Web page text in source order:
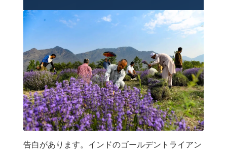
告白があります。インドのゴールデントライアン